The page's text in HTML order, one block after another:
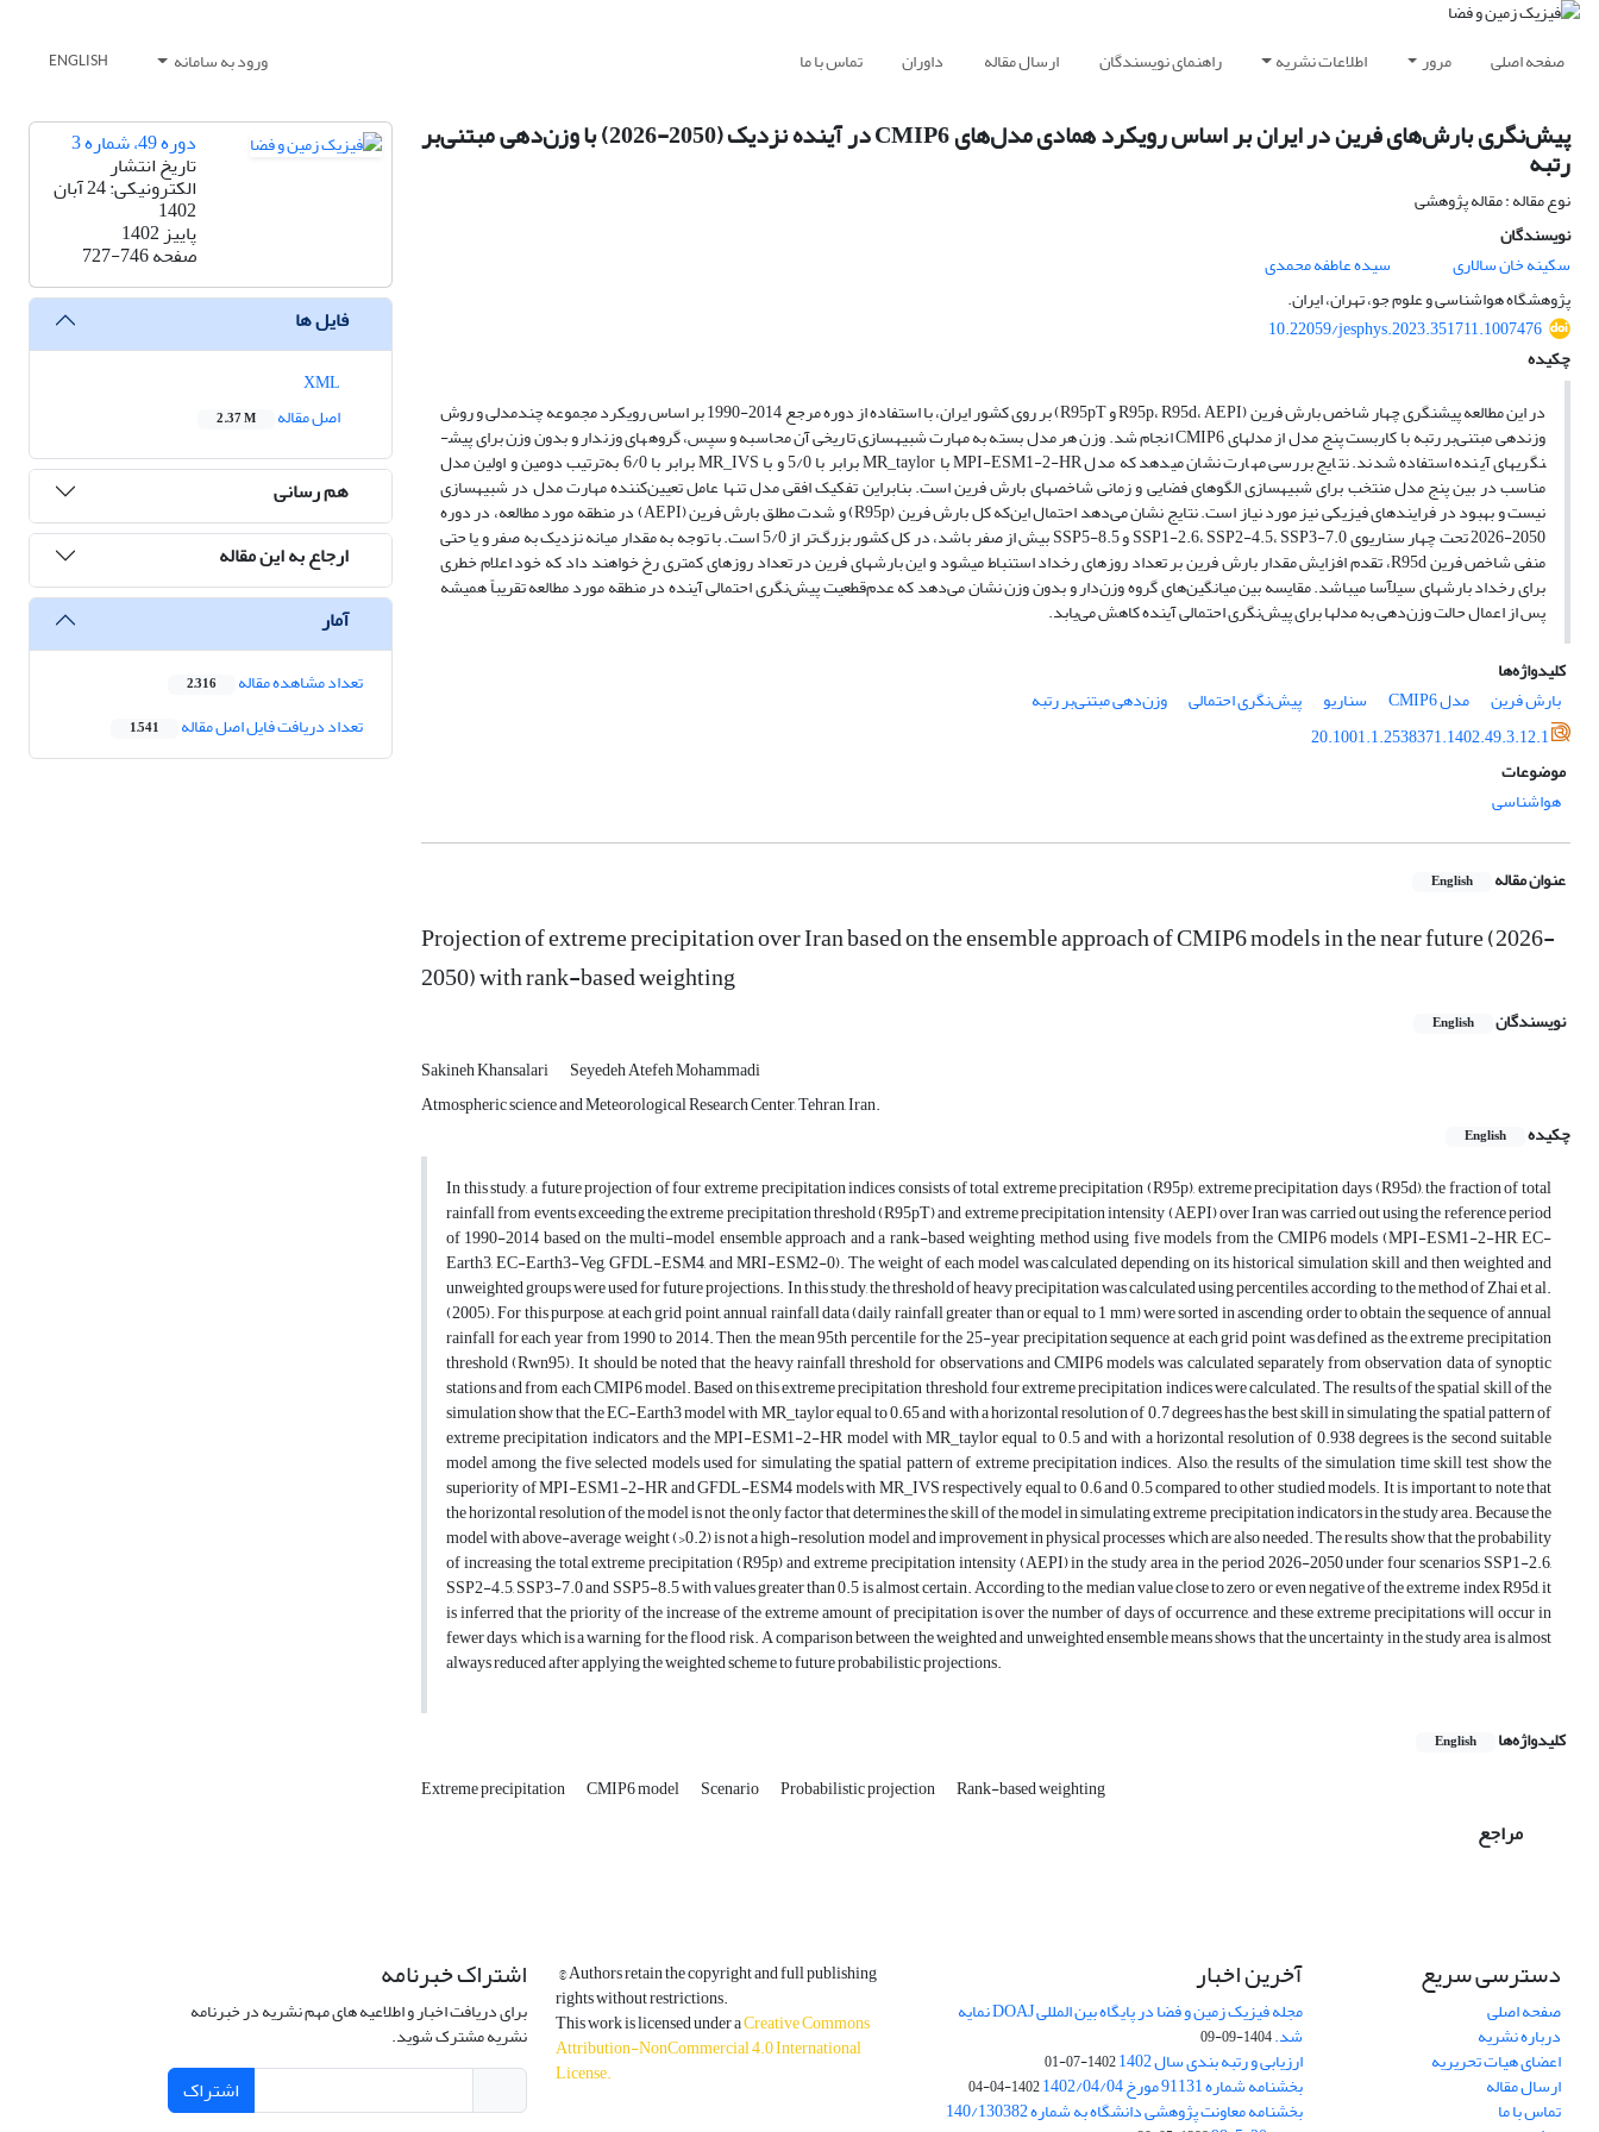
صفحه اصلی مرور اطلاعات نشریه راهنمای نویسندگان ارسال مقاله داوران تماس با ما ورود به سامانه ENGLISH
پیش‌نگری بارش‌های فرین در ایران بر اساس رویکرد همادی مدل‌های CMIP6 در آینده نزدیک (2050-2026) با وزن‌دهی مبتنی‌بر
رتبه
نوع مقاله : مقاله پژوهشی
نویسندگان
سکینه خان سالاری
سیده عاطفه محمدی
پژوهشگاه هواشناسی و علوم جو، تهران، ایران.
10.22059/jesphys.2023.351711.1007476
چکیده
در این مطالعه پیش­نگری چهار شاخص بارش فرین (R95p، R95d، AEPI و R95pT) بر روی کشور ایران، با استفاده از دوره مرجع 2014-1990 بر اساس رویکرد مجموعه چندمدلی و روش
وزن­دهی مبتنی‌بر رتبه با کاربست پنج مدل از مدل­های CMIP6 انجام شد. وزن هر مدل بسته به مهارت شبیه­سازی تاریخی آن محاسبه و سپس، گروه­های وزن­دار و بدون وزن برای پیش­
نگری­های آینده استفاده شدند. نتایج بررسی مهارت نشان می­دهد که مدل MPI-ESM1-2-HR با MR_taylor برابر با 5/0 و با MR_IVS برابر با 6/0 به‌ترتیب دومین و اولین مدل
مناسب در بین پنج مدل منتخب برای شبیه­سازی الگوهای فضایی و زمانی شاخص­های بارش فرین است. بنابراین تفکیک افقی مدل تنها عامل تعیین‌کننده مهارت مدل در شبیه­سازی
نیست و بهبود در فرایندهای فیزیکی نیز مورد نیاز است. نتایج نشان می‌دهد احتمال این‌که کل بارش فرین (R95p) و شدت مطلق بارش فرین (AEPI) در منطقه مورد مطالعه، در دوره
2050-2026 تحت چهار سناریوی SSP1-2.6، SSP2-4.5، SSP3-7.0 و SSP5-8.5 بیش از صفر باشد، در کل کشور بزرگ‌تر از 5/0 است. با توجه به مقدار میانه نزدیک به صفر و یا حتی
منفی شاخص فرین R95d، تقدم افزایش مقدار بارش فرین بر تعداد روزهای رخداد استنباط می­شود و این بارش­های فرین در تعداد روزهای کمتری رخ خواهند داد که خود اعلام خطری
برای رخداد بارش­های سیل­آسا می­باشد. مقایسه بین میانگین‌های گروه وزن‌دار و بدون وزن نشان می‌دهد که عدم‌قطعیت پیش‌نگری احتمالی آینده در منطقه مورد مطالعه تقریباً همیشه
پس از اعمال حالت وزن‌دهی به مدل­ها برای پیش‌نگری احتمالی آینده کاهش می‌یابد.
کلیدواژه‌ها
بارش فرین
مدل CMIP6 سناریو پیش‌نگری احتمالی
وزن‌دهی مبتنی‌بر رتبه
20.1001.1.2538371.1402.49.3.12.1
موضوعات
هواشناسی
عنوان مقاله English
Projection of extreme precipitation over Iran based on the ensemble approach of CMIP6 models in the near future (2026-
2050) with rank-based weighting
نویسندگان English
Sakineh Khansalari
Seyedeh Atefeh Mohammadi
Atmospheric science and Meteorological Research Center, Tehran, Iran.
چکیده
English
In this study, a future projection of four extreme precipitation indices consists of total extreme precipitation (R95p), extreme precipitation days (R95d), the fraction of total
rainfall from events exceeding the extreme precipitation threshold (R95pT) and extreme precipitation intensity (AEPI) over Iran was carried out using the reference period
of 1990-2014 based on the multi-model ensemble approach and a rank-based weighting method using five models from the CMIP6 models (MPI-ESM1-2-HR, EC-
Earth3, EC-Earth3-Veg, GFDL-ESM4, and MRI-ESM2-0). The weight of each model was calculated depending on its historical simulation skill and then weighted and
unweighted groups were used for future projections. In this study, the threshold of heavy precipitation was calculated using percentiles, according to the method of Zhai et al.
(2005). For this purpose, at each grid point, annual rainfall data (daily rainfall greater than or equal to 1 mm) were sorted in ascending order to obtain the sequence of annual
rainfall for each year from 1990 to 2014. Then, the mean 95th percentile for the 25-year precipitation sequence at each grid point was defined as the extreme precipitation
threshold (Rwn95). It should be noted that the heavy rainfall threshold for observations and CMIP6 models was calculated separately from observation data of synoptic
stations and from each CMIP6 model. Based on this extreme precipitation threshold, four extreme precipitation indices were calculated. The results of the spatial skill of the
simulation show that the EC-Earth3 model with MR_taylor equal to 0.65 and with a horizontal resolution of 0.7 degrees has the best skill in simulating the spatial pattern of
extreme precipitation indicators, and the MPI-ESM1-2-HR model with MR_taylor equal to 0.5 and with a horizontal resolution of 0.938 degrees is the second suitable
model among the five selected models used for simulating the spatial pattern of extreme precipitation indices. Also, the results of the simulation time skill test show the
superiority of MPI-ESM1-2-HR and GFDL-ESM4 models with MR_IVS respectively equal to 0.6 and 0.5 compared to other studied models. It is important to note that
the horizontal resolution of the model is not the only factor that determines the skill of the model in simulating extreme precipitation indicators in the study area. Because the
model with above-average weight (>0.2) is not a high-resolution model and improvement in physical processes which are also needed. The results show that the probability
of increasing the total extreme precipitation (R95p) and extreme precipitation intensity (AEPI) in the study area in the period 2026-2050 under four scenarios SSP1-2.6,
SSP2-4.5, SSP3-7.0 and SSP5-8.5 with values greater than 0.5 is almost certain. According to the median value close to zero or even negative of the extreme index R95d, it
is inferred that the priority of the increase of the extreme amount of precipitation is over the number of days of occurrence, and these extreme precipitations will occur in
fewer days, which is a warning for the flood risk. A comparison between the weighted and unweighted ensemble means shows that the uncertainty in the study area is almost
always reduced after applying the weighted scheme to future probabilistic projections.
کلیدواژه‌ها English
Extreme precipitation CMIP6 model Scenario Probabilistic projection Rank-based weighting
مراجع
دوره 49، شماره 3
تاریخ انتشار
الکترونیکی: 24 آبان
1402
پاییز 1402
صفحه727-746
فایل ها
اصل مقاله
2.37 M
هم رسانی
ارجاع به این مقاله
آمار
تعداد مشاهده مقاله 2,316
تعداد دریافت فایل اصل مقاله 1,541
دسترسی سریع
صفحه اصلی
درباره نشریه
اعضای هیات تحریریه
ارسال مقاله
تماس با ما
آخرین اخبار
مجله فیزیک زمین و فضا در پایگاه بین المللی DOAJ نمایه
شد.1404-09-09
ارزیابی و رتبه بندی سال 1402 1402-07-01
بخشنامه شماره 91131 مورخ 1402/04/04 1402-04-04
بخشنامه معاونت پژوهشی دانشگاه به شماره 140/130382
© Authors retain the copyright and full publishing
rights without restrictions.
This work is licensed under aCreative Commons
Attribution-NonCommercial 4.0 International
License.
اشتراک خبرنامه
برای دریافت اخبار و اطلاعیه های مهم نشریه در خبرنامه
نشریه مشترک شوید.
اشتراک